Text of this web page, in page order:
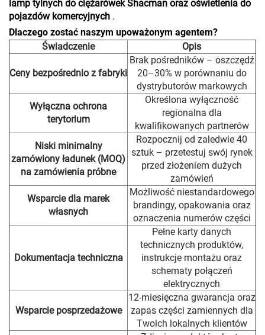
lamp tylnych do ciężarówek Shacman oraz oświetlenia do
pojazdów komercyjnych .
Dlaczego zostać naszym upoważonym agentem?
Świadczenie
Opis
Ceny bezpośrednio z fabryki
Brak pośredników – oszczędź
20–30% w porównaniu do
dystrybutorów markowych
Wyłączna ochrona
terytorium
Określona wyłączność
regionalna dla
kwalifikowanych partnerów
Niski minimalny
zamówiony ładunek (MOQ)
na zamówienia próbne
Rozpocznij od zaledwie 40
sztuk – przetestuj swój rynek
przed złożeniem dużych
zamówień
Wsparcie dla marek
własnych
Możliwość niestandardowego
brandingу, opakowania oraz
oznaczenia numerów części
Dokumentacja techniczna
Pełne karty danych
technicznych produktów,
instrukcje montażu oraz
schematy połączeń
elektrycznych
Wsparcie posprzedażowe
12-miesięczna gwarancja oraz
zapas części zamiennych dla
Twoich lokalnych klientów